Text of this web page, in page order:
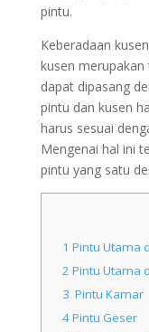
pintu.
Keberadaan
kusen
dapat dipasang
pintu dan kusen
harus sesuai
Mengenai hal ini
pintu yang satu
1 Pintu Utama
2 Pintu Utama
3 Pintu Kamar
4Pintu Geser